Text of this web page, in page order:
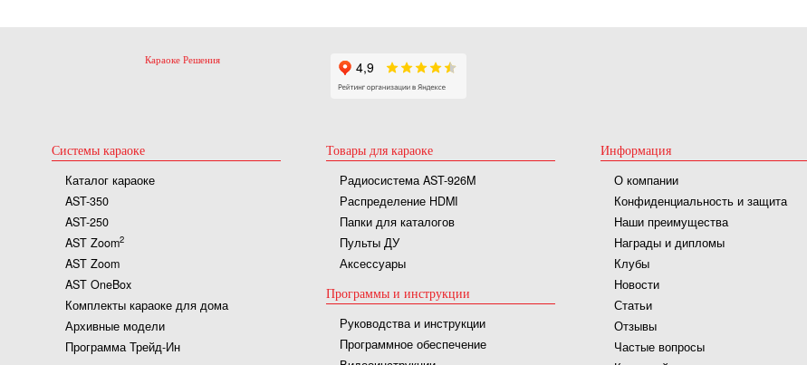
Караоке Решения
Системы караоке
Каталог караоке
AST-350
AST-250
AST Zoom2
AST Zoom
AST OneBox
Комплекты караоке для дома
Архивные модели
Программа Трейд-Ин
Товары для караоке
Радиосистема AST-926M
Распределение HDMI
Папки для каталогов
Пульты ДУ
Аксессуары
Программы и инструкции
Руководства и инструкции
Программное обеспечение
Информация
О компании
Конфиденциальность и защита
Наши преимущества
Награды и дипломы
Клубы
Новости
Статьи
Отзывы
Частые вопросы